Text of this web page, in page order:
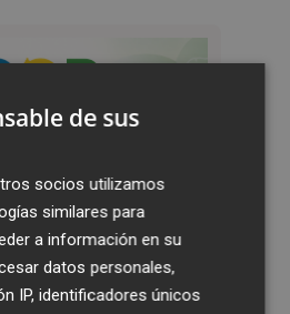
de sus
socios utilizamos
similares para
a información en su
datos personales,
IP, identificadores únicos